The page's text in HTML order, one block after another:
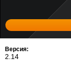
Версия:
2.14